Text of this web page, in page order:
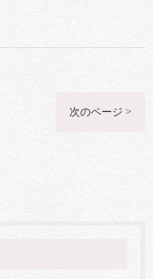
次のページ >